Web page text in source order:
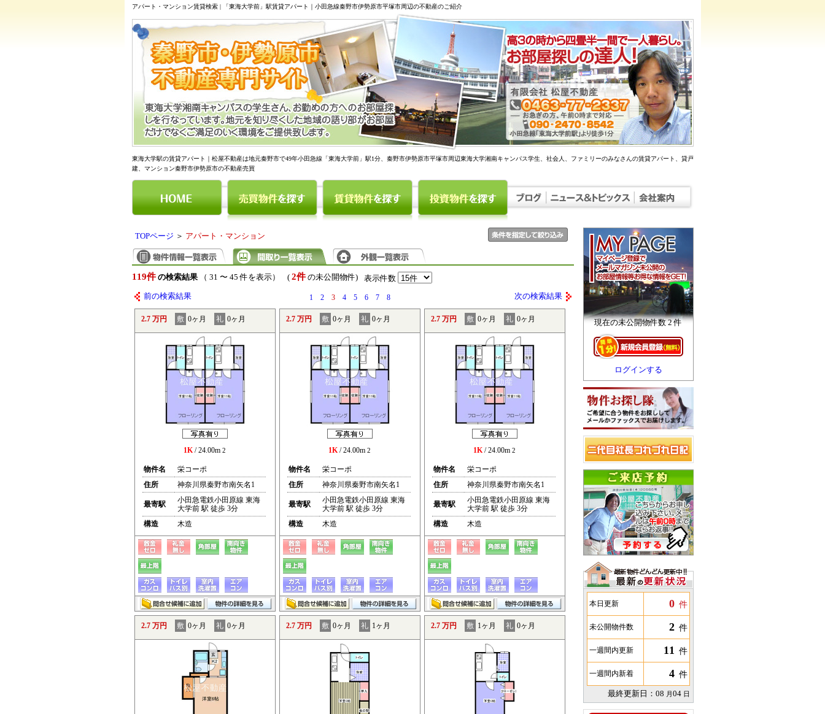
アパート・マンション賃貸検索 | 「東海大学前」駅賃貸アパート｜小田急線秦野市伊勢原市平塚市周辺の不動産のご紹介
東海大学駅の賃貸アパート｜松屋不動産は地元秦野市で49年小田急線「東海大学前」駅1分、秦野市伊勢原市平塚市周辺東海大学湘南キャンパス学生、社会人、ファミリーのみなさんの賃貸アパート、貸戸
建、マンション秦野市伊勢原市の不動産売買
現在の未公開物件数 2 件
ログインする
本日更新 0 件
未公開物件数 2 件
一週間内更新 11 件
一週間内新着 4 件
最終更新日：08 月04 日
TOPページ ＞ アパート・マンション
119件 の検索結果（ 31 〜 45 件を表示） ( 2件の未公開物件) 表示件数
前の検索結果 1 2 3 4 5 6 7 8 次の検索結果
2.7 万円 敷 0ヶ月 礼 0ヶ月
1K/ 24.00m 2
物件名
栄コーポ
住所
神奈川県秦野市南矢名1
最寄駅
小田急電鉄小田原線 東海
大学前 駅 徒歩 3分
構造
木造
2.7 万円 敷 0ヶ月 礼 0ヶ月
1K/ 24.00m 2
物件名
栄コーポ
住所
神奈川県秦野市南矢名1
最寄駅
小田急電鉄小田原線 東海
大学前 駅 徒歩 3分
構造
木造
2.7 万円 敷 0ヶ月 礼 0ヶ月
1K/ 24.00m 2
物件名
栄コーポ
住所
神奈川県秦野市南矢名1
最寄駅
小田急電鉄小田原線 東海
大学前 駅 徒歩 3分
構造
木造
2.7 万円 敷 0ヶ月 礼 0ヶ月 2.7 万円 敷 0ヶ月 礼 1ヶ月 2.7 万円 敷 1ヶ月 礼 0ヶ月